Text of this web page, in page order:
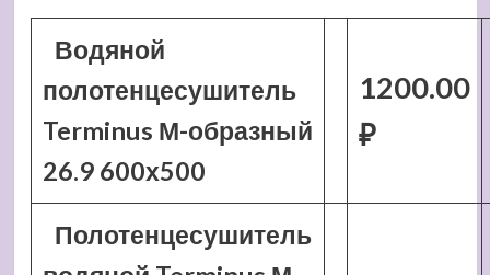
Водяной
полотенцесушитель
Terminus М-образный
26.9 600х500
1200.00
₽
Полотенцесушитель